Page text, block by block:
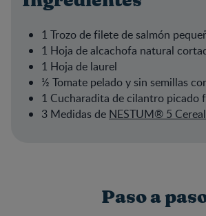
1 Trozo de filete de salmón
1 Hoja de alcachofa natural
1 Hoja de laurel
½ Tomate pelado y sin semillas
1 Cucharadita de cilantro picado
3 Medidas de NESTUM® 5
Paso a